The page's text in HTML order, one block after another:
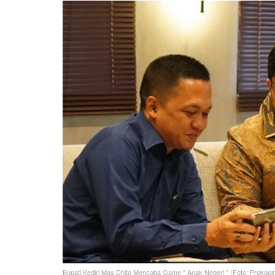
Bupati Kediri Mas Dhito Mencoba Game " Anak Negeri " (Foto: